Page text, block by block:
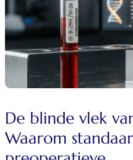
De blinde vlek
Waarom